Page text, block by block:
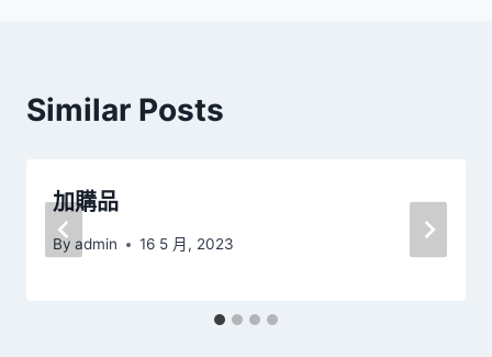
Similar Posts
加購品
By admin 16 5 月, 2023